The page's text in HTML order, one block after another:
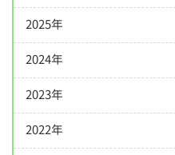
2025年
2024年
2023年
2022年